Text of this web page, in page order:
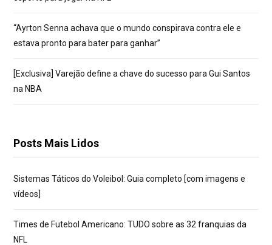
“Ayrton Senna achava que o mundo conspirava contra ele e
estava pronto para bater para ganhar”
[Exclusiva] Varejão define a chave do sucesso para Gui Santos
na NBA
Posts Mais Lidos
Sistemas Táticos do Voleibol: Guia completo [com imagens e
vídeos]
Times de Futebol Americano: TUDO sobre as 32 franquias da
NFL